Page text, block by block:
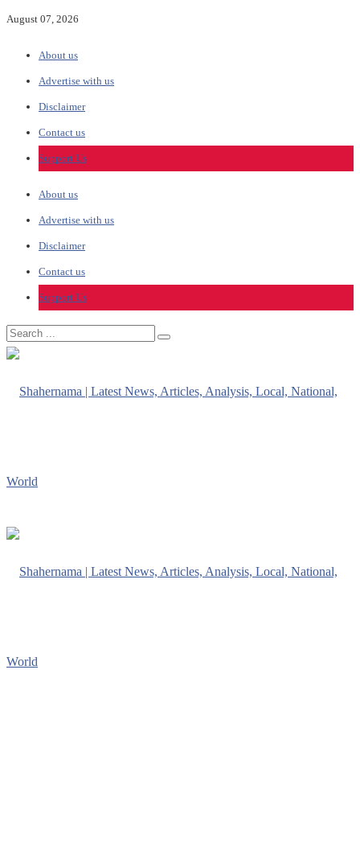
August 07, 2026
About us
Advertise with us
Disclaimer
Contact us
Support Us
About us
Advertise with us
Disclaimer
Contact us
Support Us